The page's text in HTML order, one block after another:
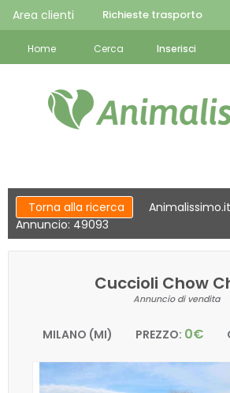
Area clienti Richieste trasporto
Home Cerca Inserisci
Torna alla ricerca Animalissimo.it
Annuncio: 49093
Cuccioli Chow
Annuncio di vendita
MILANO (MI) PREZZO: 0€